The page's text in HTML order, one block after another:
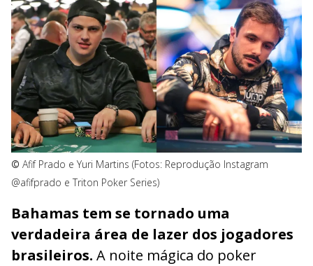
© Afif Prado e Yuri Martins (Fotos: Reprodução Instagram
@afifprado e Triton Poker Series)
Bahamas tem se tornado uma
verdadeira área de lazer dos jogadores
brasileiros. A noite mágica do poker